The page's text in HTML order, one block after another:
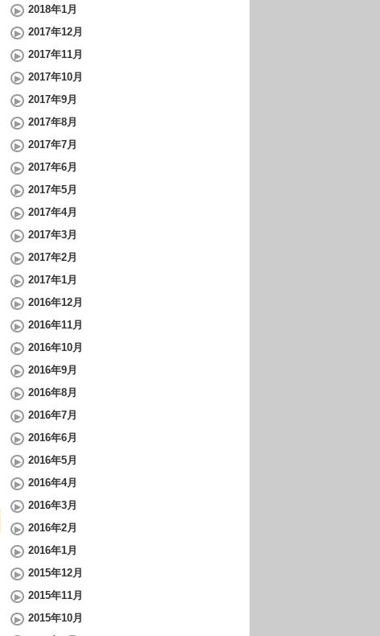
2018年1月
2017年12月
2017年11月
2017年10月
2017年9月
2017年8月
2017年7月
2017年6月
2017年5月
2017年4月
2017年3月
2017年2月
2017年1月
2016年12月
2016年11月
2016年10月
2016年9月
2016年8月
2016年7月
2016年6月
2016年5月
2016年4月
2016年3月
2016年2月
2016年1月
2015年12月
2015年11月
2015年10月